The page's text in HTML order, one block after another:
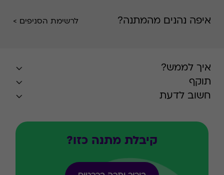
איפה נהנים מהמתנה? לרשימת הסניפים >
איך לממש?
תוקף
חשוב לדעת
קיבלת מתנה כזו?